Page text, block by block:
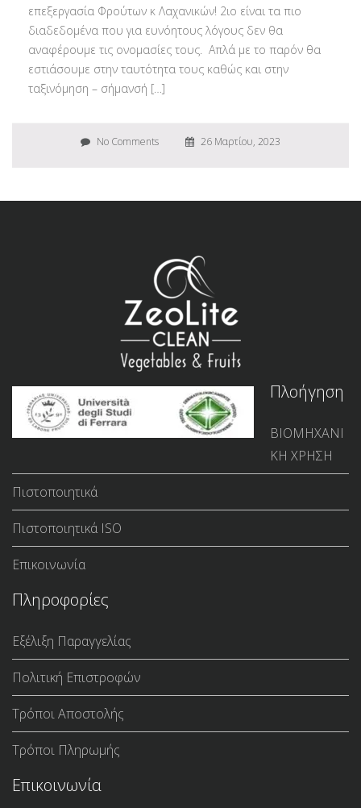
επεξεργασία Φρούτων κ Λαχανικών! 2ιο είναι τα πιο
διαδεδομένα που για ευνόητους λόγους δεν θα
αναφέρουμε τις ονομασίες τους. Απλά με το παρόν θα
εστιάσουμε στην ταυτότητα τους καθώς και στην
ταξινόμηση – σήμανσή […]
No Comments 26 Μαρτίου, 2023
Πλοήγηση
ΒΙΟΜΗΧΑΝΙ
ΚΗ ΧΡΗΣΗ
Πιστοποιητικά
Πιστοποιητικά ISO
Επικοινωνία
Πληροφορίες
Εξέλιξη Παραγγελίας
Πολιτική Επιστροφών
Τρόποι Αποστολής
Τρόποι Πληρωμής
Επικοινωνία